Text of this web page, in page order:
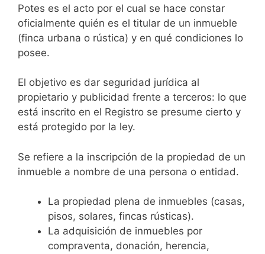
Potes es el acto por el cual se hace constar
oficialmente quién es el titular de un inmueble
(finca urbana o rústica) y en qué condiciones lo
posee.
El objetivo es dar seguridad jurídica al
propietario y publicidad frente a terceros: lo que
está inscrito en el Registro se presume cierto y
está protegido por la ley.
Se refiere a la inscripción de la propiedad de un
inmueble a nombre de una persona o entidad.
La propiedad plena de inmuebles (casas,
pisos, solares, fincas rústicas).
La adquisición de inmuebles por
compraventa, donación, herencia,